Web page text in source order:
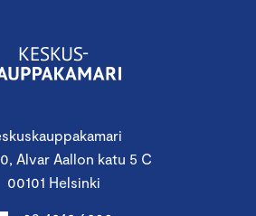
Alvar Aallon katu 5 C
00101 Helsinki